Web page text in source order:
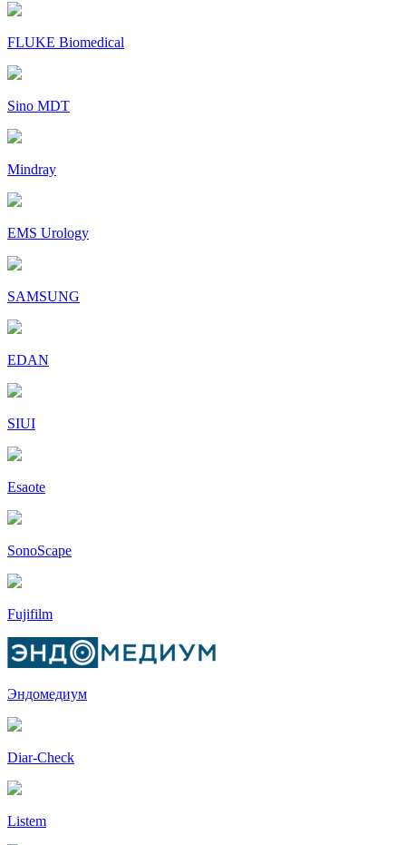
FLUKE Biomedical
Sino MDT
Mindray
EMS Urology
SAMSUNG
EDAN
SIUI
Esaote
SonoScape
Fujifilm
Эндомедиум
Diar-Cheсk
Listem